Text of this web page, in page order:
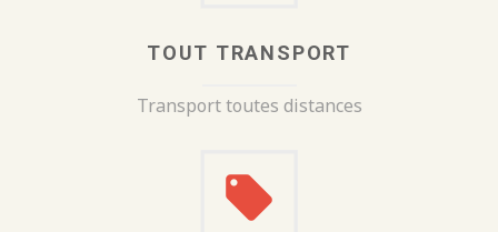
TOUT TRANSPORT
Transport toutes distances